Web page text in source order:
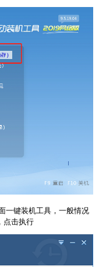
一键装机工具，一般情况
点击执行